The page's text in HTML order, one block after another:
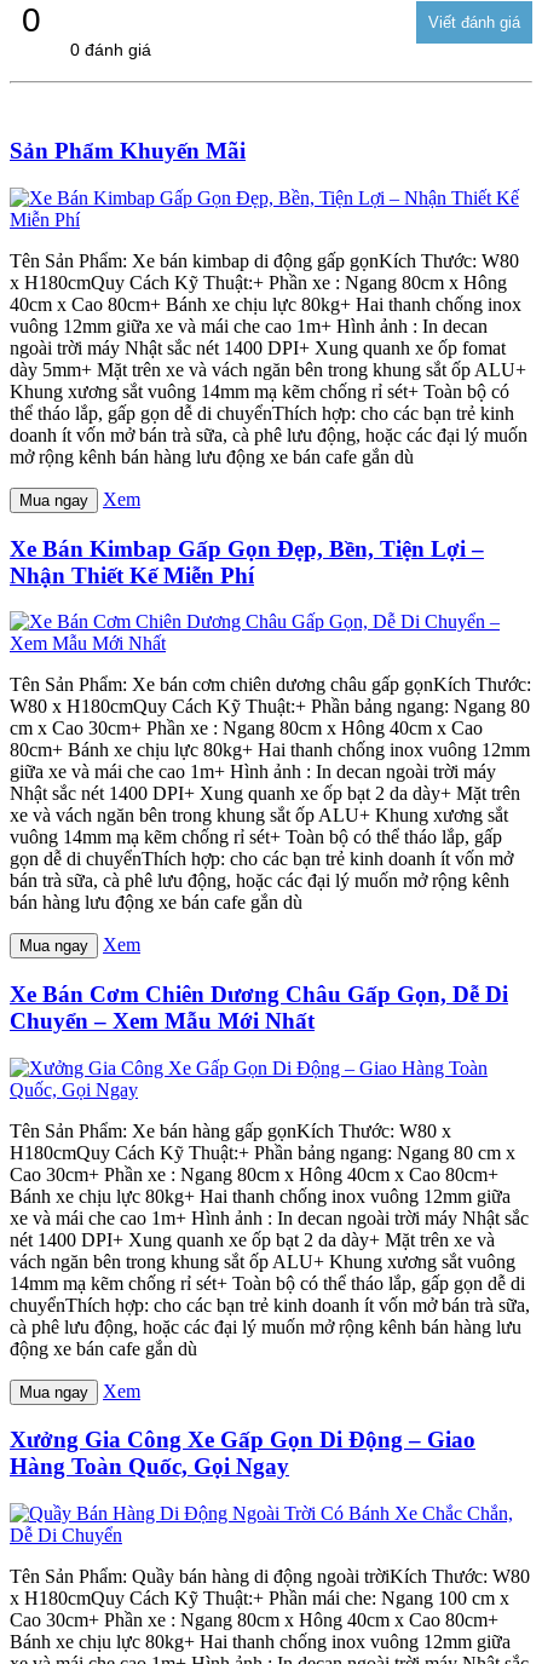
0
0 đánh giá
Sản Phẩm Khuyến Mãi
Tên Sản Phẩm: Xe bán kimbap di động gấp gọnKích Thước: W80
x H180cmQuy Cách Kỹ Thuật:+ Phần xe : Ngang 80cm x Hông
40cm x Cao 80cm+ Bánh xe chịu lực 80kg+ Hai thanh chống inox
vuông 12mm giữa xe và mái che cao 1m+ Hình ảnh : In decan
ngoài trời máy Nhật sắc nét 1400 DPI+ Xung quanh xe ốp fomat
dày 5mm+ Mặt trên xe và vách ngăn bên trong khung sắt ốp ALU+
Khung xương sắt vuông 14mm mạ kẽm chống rỉ sét+ Toàn bộ có
thể tháo lắp, gấp gọn dễ di chuyểnThích hợp: cho các bạn trẻ kinh
doanh ít vốn mở bán trà sữa, cà phê lưu động, hoặc các đại lý muốn
mở rộng kênh bán hàng lưu động xe bán cafe gắn dù
Mua ngay Xem
Xe Bán Kimbap Gấp Gọn Đẹp, Bền, Tiện Lợi –
Nhận Thiết Kế Miễn Phí
Tên Sản Phẩm: Xe bán cơm chiên dương châu gấp gọnKích Thước:
W80 x H180cmQuy Cách Kỹ Thuật:+ Phần bảng ngang: Ngang 80
cm x Cao 30cm+ Phần xe : Ngang 80cm x Hông 40cm x Cao
80cm+ Bánh xe chịu lực 80kg+ Hai thanh chống inox vuông 12mm
giữa xe và mái che cao 1m+ Hình ảnh : In decan ngoài trời máy
Nhật sắc nét 1400 DPI+ Xung quanh xe ốp bạt 2 da dày+ Mặt trên
xe và vách ngăn bên trong khung sắt ốp ALU+ Khung xương sắt
vuông 14mm mạ kẽm chống rỉ sét+ Toàn bộ có thể tháo lắp, gấp
gọn dễ di chuyểnThích hợp: cho các bạn trẻ kinh doanh ít vốn mở
bán trà sữa, cà phê lưu động, hoặc các đại lý muốn mở rộng kênh
bán hàng lưu động xe bán cafe gắn dù
Mua ngay Xem
Xe Bán Cơm Chiên Dương Châu Gấp Gọn, Dễ Di
Chuyển – Xem Mẫu Mới Nhất
Tên Sản Phẩm: Xe bán hàng gấp gọnKích Thước: W80 x
H180cmQuy Cách Kỹ Thuật:+ Phần bảng ngang: Ngang 80 cm x
Cao 30cm+ Phần xe : Ngang 80cm x Hông 40cm x Cao 80cm+
Bánh xe chịu lực 80kg+ Hai thanh chống inox vuông 12mm giữa
xe và mái che cao 1m+ Hình ảnh : In decan ngoài trời máy Nhật sắc
nét 1400 DPI+ Xung quanh xe ốp bạt 2 da dày+ Mặt trên xe và
vách ngăn bên trong khung sắt ốp ALU+ Khung xương sắt vuông
14mm mạ kẽm chống rỉ sét+ Toàn bộ có thể tháo lắp, gấp gọn dễ di
chuyểnThích hợp: cho các bạn trẻ kinh doanh ít vốn mở bán trà sữa,
cà phê lưu động, hoặc các đại lý muốn mở rộng kênh bán hàng lưu
động xe bán cafe gắn dù
Mua ngay Xem
Xưởng Gia Công Xe Gấp Gọn Di Động – Giao
Hàng Toàn Quốc, Gọi Ngay
Tên Sản Phẩm: Quầy bán hàng di động ngoài trờiKích Thước: W80
x H180cmQuy Cách Kỹ Thuật:+ Phần mái che: Ngang 100 cm x
Cao 30cm+ Phần xe : Ngang 80cm x Hông 40cm x Cao 80cm+
Bánh xe chịu lực 80kg+ Hai thanh chống inox vuông 12mm giữa